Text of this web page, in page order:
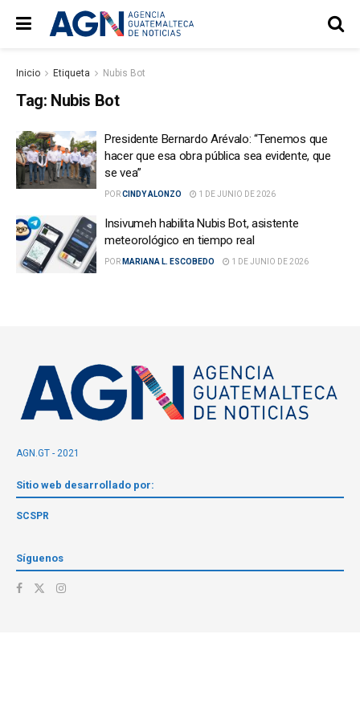
Inicio Etiqueta Nubis Bot
Tag: Nubis Bot
Presidente Bernardo Arévalo: “Tenemos que
hacer que esa obra pública sea evidente, que
se vea”
PORCINDY ALONZO 1 DE JUNIO DE 2026
Insivumeh habilita Nubis Bot, asistente
meteorológico en tiempo real
POR MARIANA L. ESCOBEDO 1 DE JUNIO DE 2026
AGN.GT - 2021
Sitio web desarrollado por:
SCSPR
Síguenos